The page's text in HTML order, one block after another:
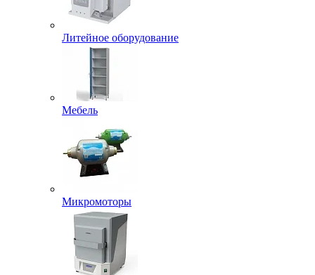
Литейное оборудование
Мебель
Микромоторы